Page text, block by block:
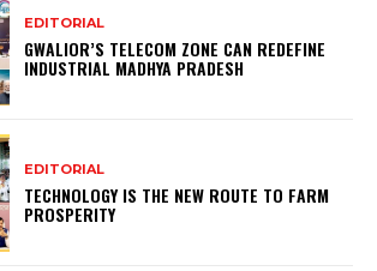
EDITORIAL
GWALIOR’S TELECOM ZONE CAN REDEFINE
INDUSTRIAL MADHYA PRADESH
EDITORIAL
TECHNOLOGY IS THE NEW ROUTE TO FARM
PROSPERITY